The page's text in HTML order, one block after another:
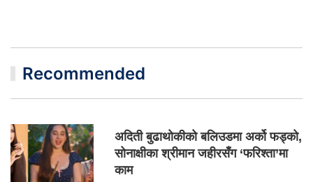
Recommended
अदिती बुढाथोकीको बलिउडमा अर्को फड्को,
सोनाक्षीका श्रीमान जहीरसँग ‘फरिश्ता’मा
काम